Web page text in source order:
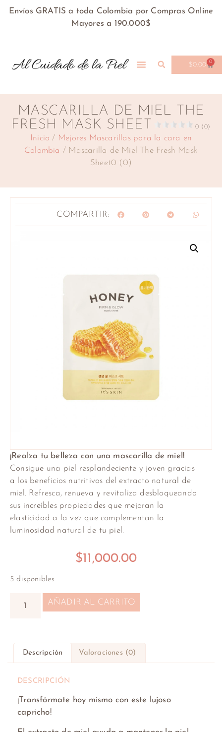
Envíos GRATIS a toda Colombia por Compras Online
Mayores a 190.000$
$0.00 0
MASCARILLA DE MIEL THE
FRESH MASK SHEET
0 (0)
Inicio / Mejores Mascarillas para la cara en
Colombia / Mascarilla de Miel The Fresh Mask
Sheet0 (0)
COMPARTIR:
¡Realza tu belleza con una mascarilla de miel!
Consigue una piel resplandeciente y joven gracias
a los beneficios nutritivos del extracto natural de
miel. Refresca, renueva y revitaliza desbloqueando
sus increíbles propiedades que mejoran la
elasticidad a la vez que complementan la
luminosidad natural de tu piel.
$11,000.00
5 disponibles
AÑADIR AL CARRITO
Descripción Valoraciones (0)
DESCRIPCIÓN
¡Transfórmate hoy mismo con este lujoso
capricho!